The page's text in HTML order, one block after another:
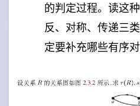
的判定过程。读这
反、对称、传递三
定要补充哪些有序对